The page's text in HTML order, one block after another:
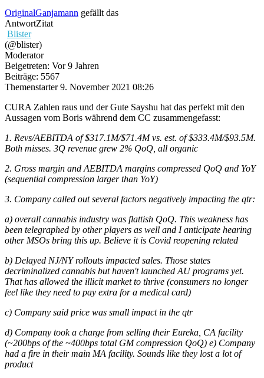
OriginalGanjamann gefällt das
AntwortZitat
Blister
(@blister)
Moderator
Beigetreten: Vor 9 Jahren
Beiträge: 5567
Themenstarter 9. November 2021 08:26
CURA Zahlen raus und der Gute Sayshu hat das perfekt mit den
Aussagen vom Boris während dem CC zusammengefasst:
1. Revs/AEBITDA of $317.1M/$71.4M vs. est. of $333.4M/$93.5M.
Both misses. 3Q revenue grew 2% QoQ, all organic
2. Gross margin and AEBITDA margins compressed QoQ and YoY
(sequential compression larger than YoY)
3. Company called out several factors negatively impacting the qtr:
a) overall cannabis industry was flattish QoQ. This weakness has
been telegraphed by other players as well and I anticipate hearing
other MSOs bring this up. Believe it is Covid reopening related
b) Delayed NJ/NY rollouts impacted sales. Those states
decriminalized cannabis but haven't launched AU programs yet.
That has allowed the illicit market to thrive (consumers no longer
feel like they need to pay extra for a medical card)
c) Company said price was small impact in the qtr
d) Company took a charge from selling their Eureka, CA facility
(~200bps of the ~400bps total GM compression QoQ) e) Company
had a fire in their main MA facility. Sounds like they lost a lot of
product